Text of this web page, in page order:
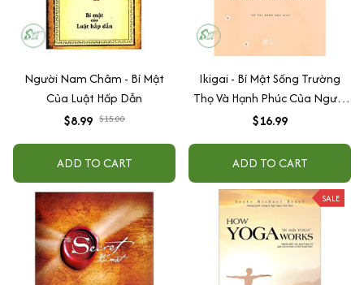
Người Nam Châm - Bí Mật
Của Luật Hấp Dẫn
$8.99 $15.00
ADD TO CART
Ikigai - Bí Mật Sống Trường
Thọ Và Hạnh Phúc Của Người
Nhật
$16.99
ADD TO CART
SALE